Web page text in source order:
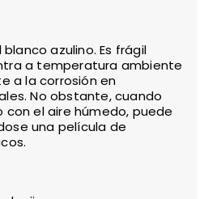
azulino. Es frágil
a temperatura ambiente
a la corrosión en
No obstante, cuando
el aire húmedo, puede
una película de